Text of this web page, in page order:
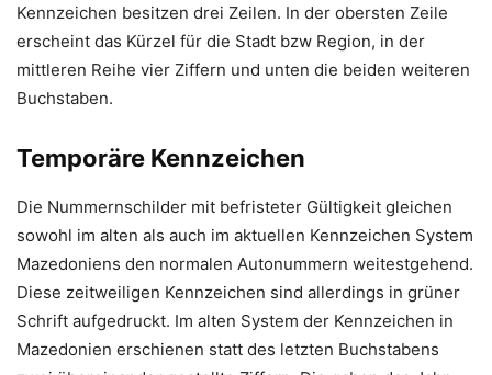
Kennzeichen besitzen drei Zeilen. In der obersten Zeile
erscheint das Kürzel für die Stadt bzw Region, in der
mittleren Reihe vier Ziffern und unten die beiden weiteren
Buchstaben.
Temporäre Kennzeichen
Die Nummernschilder mit befristeter Gültigkeit gleichen
sowohl im alten als auch im aktuellen Kennzeichen System
Mazedoniens den normalen Autonummern weitestgehend.
Diese zeitweiligen Kennzeichen sind allerdings in grüner
Schrift aufgedruckt. Im alten System der Kennzeichen in
Mazedonien erschienen statt des letzten Buchstabens